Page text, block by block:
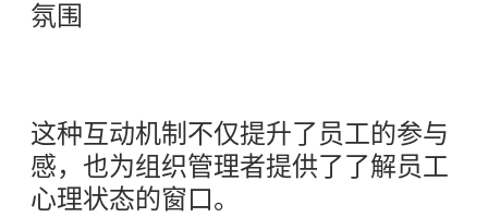
氛围
这种互动机制不仅提升了员工的参与
感，也为组织管理者提供了了解员工
心理状态的窗口。